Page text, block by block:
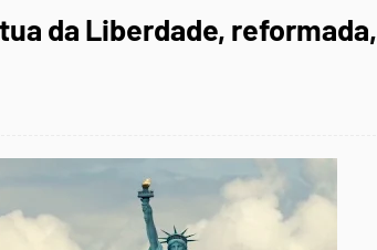
da Liberdade, reformada,